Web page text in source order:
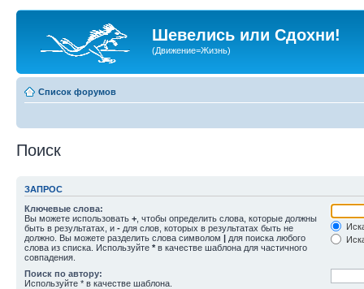
Шевелись или Сдохни!
(Движение=Жизнь)
Список форумов
Поиск
ЗАПРОС
Ключевые слова:
Вы можете использовать + , чтобы определить слова, которые должны
быть в результатах, и - для слов, которых в результатах быть не
должно. Вы можете разделить слова символом | для поиска любого
слова из списка. Используйте * в качестве шаблона для частичного
совпадения.
Поиск по автору:
Используйте * в качестве шаблона.